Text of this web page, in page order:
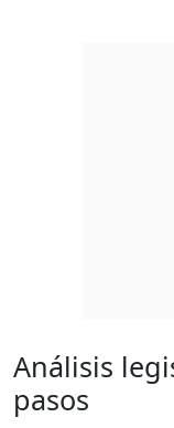
Análisis
pasos